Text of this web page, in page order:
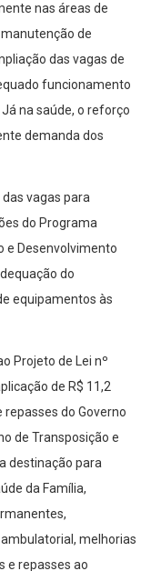
nas áreas de
de
das vagas de
funcionamento
na saúde, o reforço
demanda dos
vagas para
do Programa
e Desenvolvimento
do
equipamentos às
Projeto de Lei nº
de R$ 11,2
do Governo
de Transposição e
destinação para
da Família,
melhorias
e repasses ao